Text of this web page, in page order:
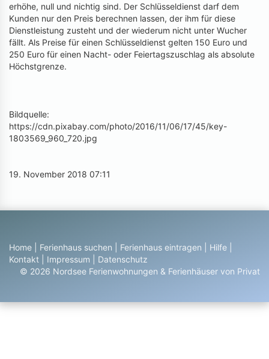
erhöhe, null und nichtig sind. Der Schlüsseldienst darf dem
Kunden nur den Preis berechnen lassen, der ihm für diese
Dienstleistung zusteht und der wiederum nicht unter Wucher
fällt. Als Preise für einen Schlüsseldienst gelten 150 Euro und
250 Euro für einen Nacht- oder Feiertagszuschlag als absolute
Höchstgrenze.
Bildquelle:
https://cdn.pixabay.com/photo/2016/11/06/17/45/key-
1803569_960_720.jpg
19. November 2018 07:11
Home Ferienhaus suchen Ferienhaus eintragen Hilfe
Kontakt
Impressum
Datenschutz
© 2026 Nordsee Ferienwohnungen & Ferienhäuser von Privat